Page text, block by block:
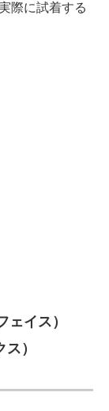
際に試着する
イス）
）